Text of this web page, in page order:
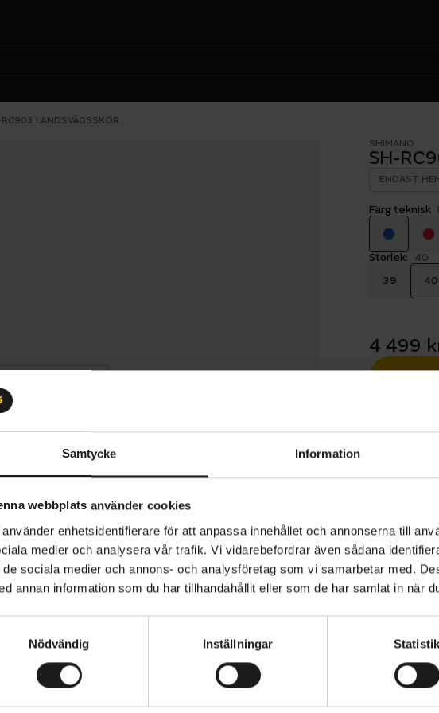
Samtycke Information
webbplats använder cookies
använder enhetsidentifierare för att anpassa innehållet och annonserna till
medier och analysera vår trafik. Vi vidarebefordrar även sådana
de sociala medier och annons- och analysföretag som vi samarbetar med.
annan information som du har tillhandahållit eller som de har samlat in när
Nödvändig Inställningar Statistik
LANDSVÄGSSKOR
SHIMANO
SH-
ENDAST
Färg teknisk
Storlek: 40
39
40
4 499
Shimano SH-RC903 tävlingssko för landsvägscykling,
linjer och låg vikt.
Lätt och ventilerande ovanläder av microfiber ger
överlägsen komfort genom hela cykelpasset
optimal fotpositionering för kraftig acceleration
Subtilt korsande snörningsmönster i låg profil för
Allmänt
ANVÄNDARE PEDAL - TYP
SKOR - TYP